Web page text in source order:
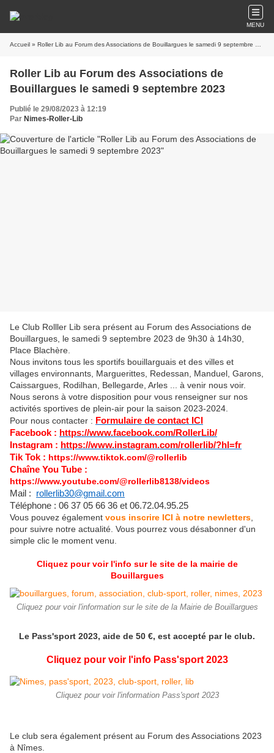
MENU
Accueil » Roller Lib au Forum des Associations de Bouillargues le samedi 9 septembre 2023
Roller Lib au Forum des Associations de
Bouillargues le samedi 9 septembre 2023
Publié le 29/08/2023 à 12:19
Par Nimes-Roller-Lib
Le Club Rolller Lib sera présent au Forum des Associations de
Bouillargues, le samedi 9 septembre 2023 de 9h30 à 14h30,
Place Blachère.
Nous invitons tous les sportifs bouillarguais et des villes et
villages environnants, Marguerittes, Redessan, Manduel, Garons,
Caissargues, Rodilhan, Bellegarde, Arles ... à venir nous voir.
Nous serons à votre disposition pour vous renseigner sur nos
activités sportives de plein-air pour la saison 2023-2024.
Pour nous contacter : Formulaire de contact ICI
Facebook : https://www.facebook.com/RollerLib/
Instagram : https://www.instagram.com/rollerlib/?hl=fr
Tik Tok : https://www.tiktok.com/@rollerlib
Chaîne You Tube :
https://www.youtube.com/@rollerlib8138/videos
Mail : rollerlib30@gmail.com
Téléphone : 06 37 05 66 36 et 06.72.04.95.25
Vous pouvez également vous inscrire ICI à notre newletters
pour suivre notre actualité. Vous pourrez vous désabonner d'un
simple clic le moment venu.
Cliquez pour voir l'info sur le site de la mairie de
Bouillargues
Cliquez pour voir l'information sur le site de la Mairie de Bouillargues
Le Pass'sport 2023, aide de 50 €, est accepté par le club.
Cliquez pour voir l'info Pass'sport 2023
Cliquez pour voir l'information Pass'sport 2023
Le club sera également présent au Forum des Associations 2023
à Nîmes.